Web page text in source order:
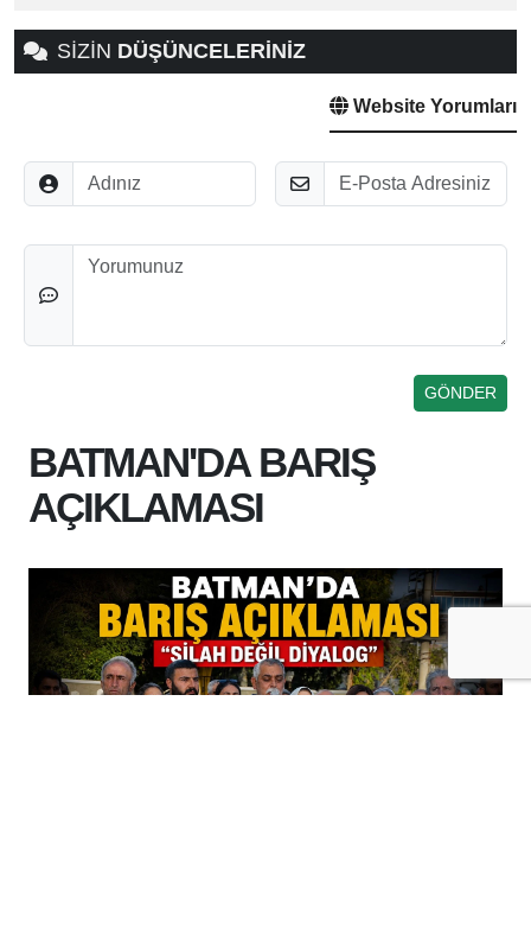
SİZİN DÜŞÜNCELERİNİZ
Website Yorumları
Adınız E-Posta
Düşünceleriniz
BATMAN'DA BARIŞ
AÇIKLAMASI